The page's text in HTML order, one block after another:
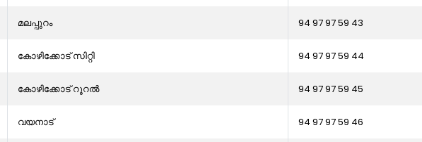
മലപ്പുറം 94 97 97 59 43
കോഴിക്കോട് സിറ്റി 94 97 97 59 44
കോഴിക്കോട് റൂറൽ 94 97 97 59 45
വയനാട് 94 97 97 59 46